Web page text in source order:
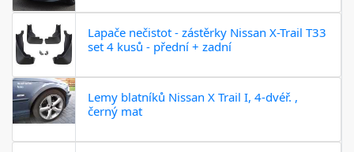
Lapače nečistot - zástěrky Nissan X-Trail T33
set 4 kusů - přední + zadní
Lemy blatníků Nissan X Trail I, 4-dvéř. ,
černý mat